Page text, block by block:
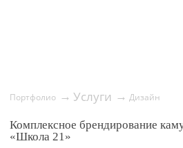
Портфолио → Услуги → Дизайн
Комплексное брендирование
«Школа 21»